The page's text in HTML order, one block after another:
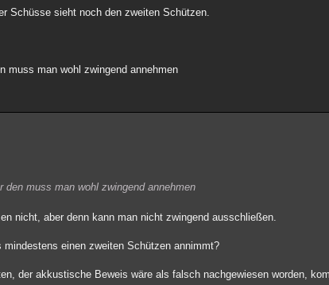
Schüsse sieht noch den zweiten Schützen.
muss man wohl zwingend annehmen
muss man wohl zwingend annehmen
nicht, aber denn kann man nicht zwingend ausschließen.
einen zweiten Schützen annimmt?
der akkustische Beweis wäre als falsch nachgewiesen worden,